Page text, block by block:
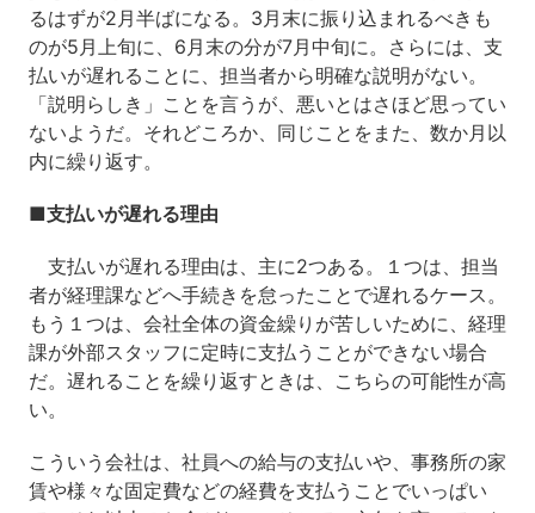
るはずが2月半ばになる。3月末に振り込まれるべきも
のが5月上旬に、6月末の分が7月中旬に。さらには、支
払いが遅れることに、担当者から明確な説明がない。
「説明らしき」ことを言うが、悪いとはさほど思ってい
ないようだ。それどころか、同じことをまた、数か月以
内に繰り返す。
■支払いが遅れる理由
支払いが遅れる理由は、主に2つある。１つは、担当
者が経理課などへ手続きを怠ったことで遅れるケース。
もう１つは、会社全体の資金繰りが苦しいために、経理
課が外部スタッフに定時に支払うことができない場合
だ。遅れることを繰り返すときは、こちらの可能性が高
い。
こういう会社は、社員への給与の支払いや、事務所の家
賃や様々な固定費などの経費を支払うことでいっぱい